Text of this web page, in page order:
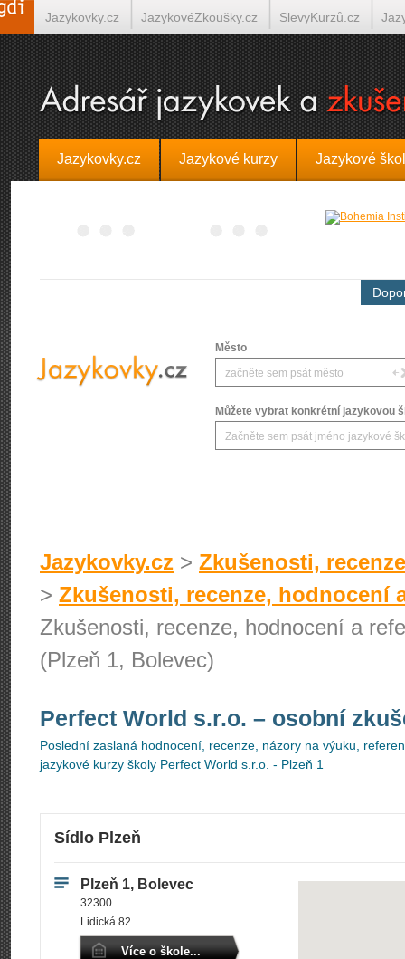
Jazykovky.cz Jazykové kurzy Jazykové
Město
Můžete vybrat konkrétní jazykovou
Jazykovky.cz > Zkušenosti,
> Zkušenosti, recenze, hodnocení
Zkušenosti, recenze, hodnocení a
(Plzeň 1, Bolevec)
Perfect World s.r.o. – osobní
Poslední zaslaná hodnocení, recenze, názory na výuku,
jazykové kurzy školy Perfect World s.r.o. - Plzeň 1
Sídlo Plzeň
Plzeň 1, Bolevec
32300
Lidická 82
Více o škole...
Jazykovky.cz JazykovéZkoušky.cz SlevyKurzů.cz
Španělština on-line Italština on-line Tlumočení-